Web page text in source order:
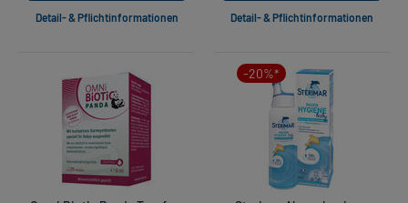
Detail- & Pflichtinformationen Detail- & Pflichtinformationen
-20%*